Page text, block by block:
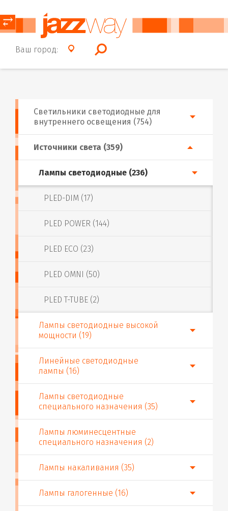
Ваш город:
⥂
Источники света (359)
Лампы светодиодные (236)
PLED-DIM (17)
PLED POWER (144)
PLED ECO (23)
PLED OMNI (50)
PLED T-TUBE (2)
Лампы светодиодные высокой
мощности (19)
Линейные светодиодные
лампы (16)
Лампы светодиодные
специального назначения (35)
Лампы люминесцентные
специального назначения (2)
Лампы накаливания (35)
Лампы галогенные (16)
Светильники светодиодные для
внутреннего освещения (754)